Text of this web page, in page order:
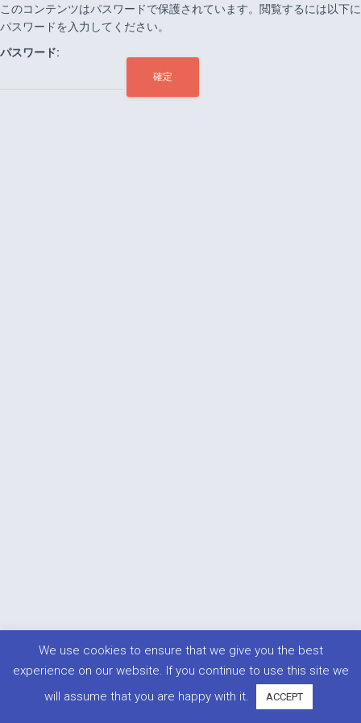
このコンテンツはパスワードで保護されています。閲覧するには以下に
パスワードを入力してください。
パスワード:
We use cookies to ensure that we give you the best
experience on our website. If you continue to use this site we
will assume that you are happy with it.
ACCEPT